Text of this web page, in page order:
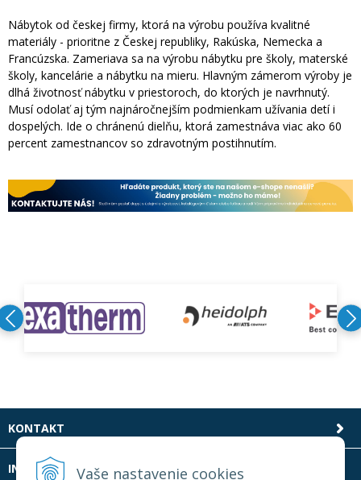
Vaše nastavenie cookies
Nábytok od českej firmy, ktorá na výrobu používa kvalitné
materiály - prioritne z Českej republiky, Rakúska, Nemecka a
Francúzska. Zameriava sa na výrobu nábytku pre školy, materské
školy, kancelárie a nábytku na mieru. Hlavným zámerom výroby je
dlhá životnosť nábytku v priestoroch, do ktorých je navrhnutý.
Musí odolať aj tým najnáročnejším podmienkam užívania detí i
dospelých. Ide o chránenú dielňu, ktorá zamestnáva viac ako 60
percent zamestnancov so zdravotným postihnutím.
KONTAKT
INFOLINKA